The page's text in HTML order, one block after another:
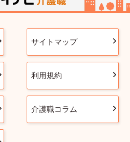
サイトマップ
利用規約
介護職コラム